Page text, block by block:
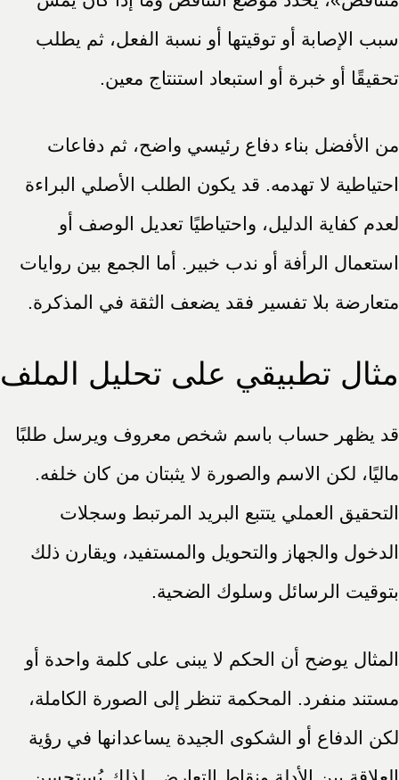
سبب الإصابة أو توقيتها أو نسبة الفعل، ثم يطلب
تحقيقًا أو خبرة أو استبعاد استنتاج معين.
من الأفضل بناء دفاع رئيسي واضح، ثم دفاعات
احتياطية لا تهدمه. قد يكون الطلب الأصلي البراءة
لعدم كفاية الدليل، واحتياطيًا تعديل الوصف أو
استعمال الرأفة أو ندب خبير. أما الجمع بين روايات
متعارضة بلا تفسير فقد يضعف الثقة في المذكرة.
مثال تطبيقي على تحليل الملف
قد يظهر حساب باسم شخص معروف ويرسل طلبًا
ماليًا، لكن الاسم والصورة لا يثبتان من كان خلفه.
التحقيق العملي يتتبع البريد المرتبط وسجلات
الدخول والجهاز والتحويل والمستفيد، ويقارن ذلك
بتوقيت الرسائل وسلوك الضحية.
المثال يوضح أن الحكم لا يبنى على كلمة واحدة أو
مستند منفرد. المحكمة تنظر إلى الصورة الكاملة،
لكن الدفاع أو الشكوى الجيدة يساعدانها في رؤية